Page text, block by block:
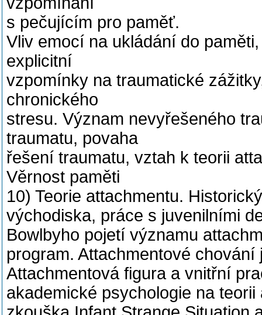
s pečujícím pro paměť.
Vliv emocí na ukládání do
explicitní
vzpomínky na traumatické
chronického
stresu. Význam nevyřešeného
traumatu, povaha
řešení traumatu, vztah k teorii
Věrnost paměti
10) Teorie attachmentu.
východiska, práce s juvenilními
Bowlbyho pojetí významu
program. Attachmentové
Attachmentová figura a vnitřní
akademické psychologie na